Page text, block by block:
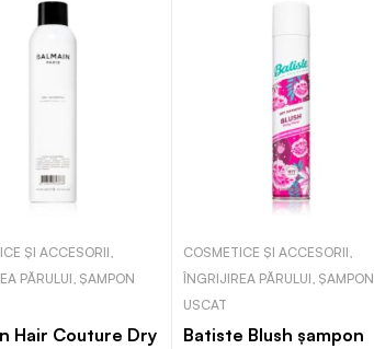
ȘI ACCESORII,
PĂRULUI, ȘAMPON
Hair Couture Dry
COSMETICE ȘI ACCESORII,
ÎNGRIJIREA PĂRULUI, ȘAMPON
USCAT
Batiste Blush șampon